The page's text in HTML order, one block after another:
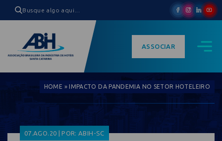
ASSOCIAR
HOME »IMPACTO DA PANDEMIA NO SETOR HOTELEIRO
07.AGO.20 | POR: ABIH-SC